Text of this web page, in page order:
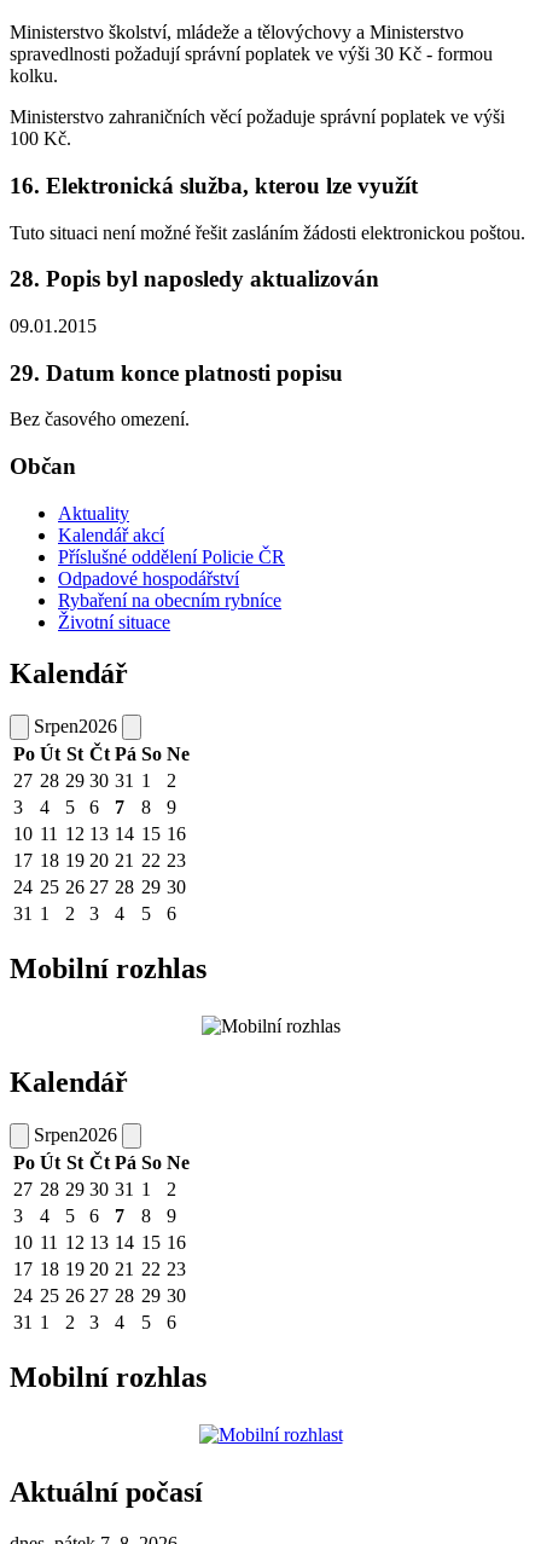
Ministerstvo školství, mládeže a tělovýchovy a Ministerstvo
spravedlnosti požadují správní poplatek ve výši 30 Kč - formou
kolku.
Ministerstvo zahraničních věcí požaduje správní poplatek ve výši
100 Kč.
16. Elektronická služba, kterou lze využít
Tuto situaci není možné řešit zasláním žádosti elektronickou poštou.
28. Popis byl naposledy aktualizován
09.01.2015
29. Datum konce platnosti popisu
Bez časového omezení.
Občan
Aktuality
Kalendář akcí
Příslušné oddělení Policie ČR
Odpadové hospodářství
Rybaření na obecním rybníce
Životní situace
Kalendář
Srpen2026
Po Út St Čt Pá So Ne
27 28 29 30 31 1
2
3
4 5 6 7 8
9
10 11 12 13 14 15 16
17 18 19 20 21 22 23
24 25 26 27 28 29 30
31 1 2 3 4 5 6
Mobilní rozhlas
Kalendář
Srpen2026
Po Út St Čt Pá So Ne
27 28 29 30 31 1
2
3
4 5 6 7 8
9
10 11 12 13 14 15 16
17 18 19 20 21 22 23
24 25 26 27 28 29 30
31 1 2 3 4 5 6
Mobilní rozhlas
Aktuální počasí